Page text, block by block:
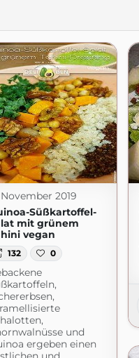
November 2019
Süßkartoffel-
mit grünem
vegan
132 0
und
ergeben einen